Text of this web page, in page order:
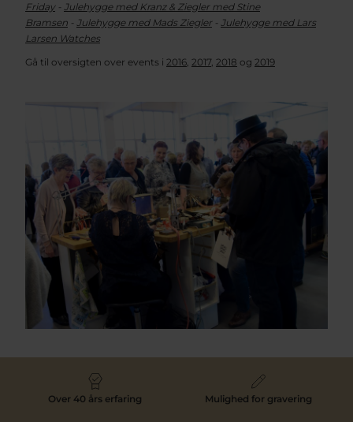
Friday- Julehygge med Kranz & Ziegler med Stine
Bramsen - Julehygge med Mads Ziegler - Julehygge med Lars
Larsen Watches
Gå til oversigten over events i 2016, 2017, 2018 og 2019
Over 40 års erfaring Mulighed for gravering